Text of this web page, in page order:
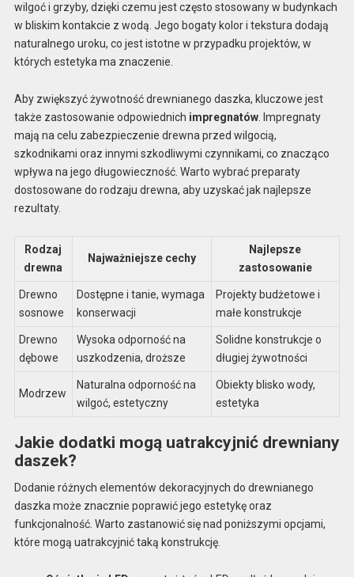
wilgoć i grzyby, dzięki czemu jest często stosowany w budynkach
w bliskim kontakcie z wodą. Jego bogaty kolor i tekstura dodają
naturalnego uroku, co jest istotne w przypadku projektów, w
których estetyka ma znaczenie.
Aby zwiększyć żywotność drewnianego daszka, kluczowe jest
także zastosowanie odpowiednich impregnatów. Impregnaty
mają na celu zabezpieczenie drewna przed wilgocią,
szkodnikami oraz innymi szkodliwymi czynnikami, co znacząco
wpływa na jego długowieczność. Warto wybrać preparaty
dostosowane do rodzaju drewna, aby uzyskać jak najlepsze
rezultaty.
Rodzaj
drewna
Najważniejsze cechy
Najlepsze
zastosowanie
Drewno
sosnowe
Dostępne i tanie, wymaga
konserwacji
Projekty budżetowe i
małe konstrukcje
Drewno
dębowe
Wysoka odporność na
uszkodzenia, droższe
Solidne konstrukcje o
długiej żywotności
Modrzew
Naturalna odporność na
wilgoć, estetyczny
Obiekty blisko wody,
estetyka
Jakie dodatki mogą uatrakcyjnić drewniany
daszek?
Dodanie różnych elementów dekoracyjnych do drewnianego
daszka może znacznie poprawić jego estetykę oraz
funkcjonalność. Warto zastanowić się nad poniższymi opcjami,
które mogą uatrakcyjnić taką konstrukcję.